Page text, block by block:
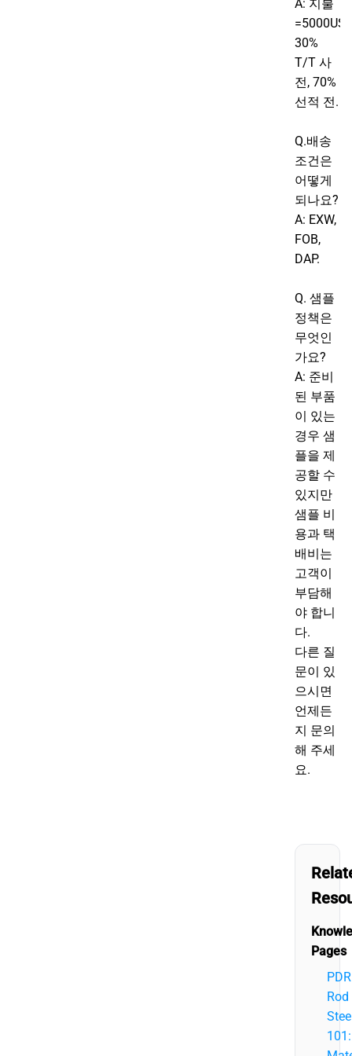
A: 지불
30%
T/T 사
전, 70%
선적 전.
Q.배송
조건은
어떻게
되나요?
A: EXW,
FOB,
DAP.
Q. 샘플
정책은
무엇인
가요?
A: 준비
된 부품
이 있는
경우 샘
플을 제
공할 수
있지만
샘플 비
용과 택
배비는
고객이
부담해
야 합니
다.
다른 질
문이 있
으시면
언제든
지 문의
해 주세
요.
Pages
PDR
Rod
101: